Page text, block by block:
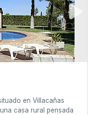
en Villacañas
casa rural pensada